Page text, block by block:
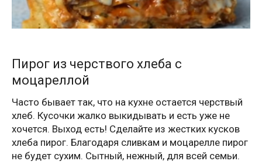
Пирог из черствого хлеба с
моцареллой
Часто бывает так, что на кухне остается черствый
хлеб. Кусочки жалко выкидывать и есть уже не
хочется. Выход есть! Сделайте из жестких кусков
хлеба пирог. Благодаря сливкам и моцарелле пирог
не будет сухим. Сытный, нежный, для всей семьи.